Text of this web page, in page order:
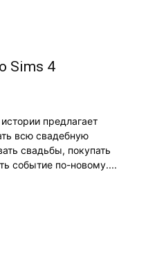
Sims 4
предлагает
всю свадебную
свадьбы, покупать
событие по-новому....